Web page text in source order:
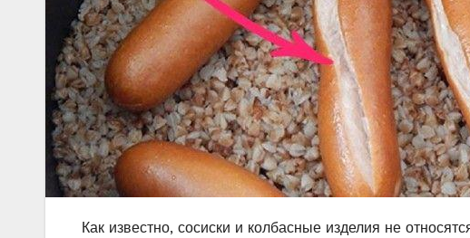
Как известно, сосиски и колбасные изделия не